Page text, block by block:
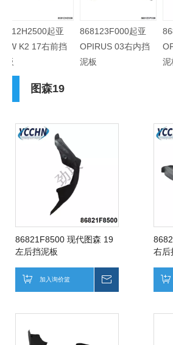
起亚
前挡
868123F000起亚
OPIRUS 03右内挡
868113F500
OPIRUS 06左
图森19
86821F8500 现代图森 19
左后挡泥板
加入询价篮
右后